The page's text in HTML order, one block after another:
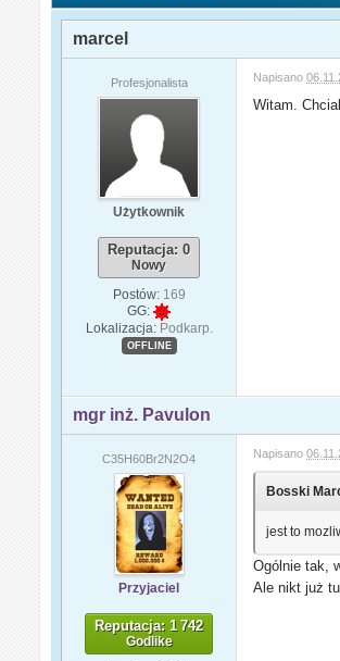
marcel
Profesjonalista
Użytkownik
Reputacja: 0
Nowy
Postów: 169
GG:
Lokalizacja: Podkarp.
OFFLINE
Napisano
Witam.
mgr inż. Pavulon
C35H60Br2N2O4
Przyjaciel
Reputacja: 1 742
Godlike
Napisano
Bosski
jest to
Ogólnie tak,
Ale nikt już